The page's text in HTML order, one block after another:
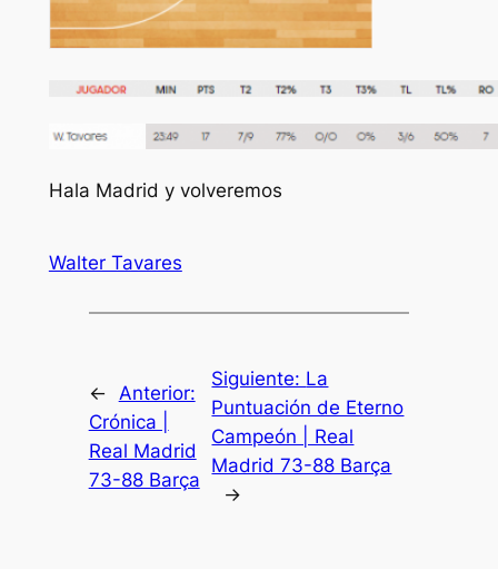
Hala Madrid y volveremos
Walter Tavares
←
Anterior:
Crónica |
Real Madrid
73-88 Barça
Siguiente: La
Puntuación de Eterno
Campeón | Real
Madrid 73-88 Barça
→